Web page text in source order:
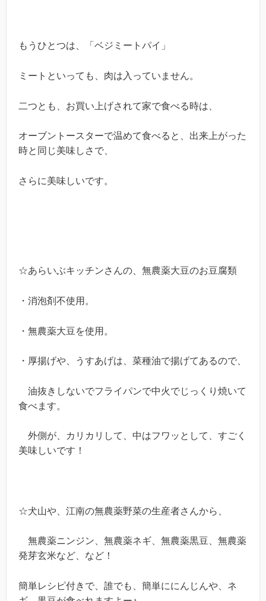
もうひとつは、「ベジミートパイ」
ミートといっても、肉は入っていません。
二つとも、お買い上げされて家で食べる時は、
オーブントースターで温めて食べると、出来上がった
時と同じ美味しさで、
さらに美味しいです。
☆あらいぶキッチンさんの、無農薬大豆のお豆腐類
・消泡剤不使用。
・無農薬大豆を使用。
・厚揚げや、うすあげは、菜種油で揚げてあるので、
油抜きしないでフライパンで中火でじっくり焼いて
食べます。
外側が、カリカリして、中はフワッとして、すごく
美味しいです！
☆犬山や、江南の無農薬野菜の生産者さんから、
無農薬ニンジン、無農薬ネギ、無農薬黒豆、無農薬
発芽玄米など、など！
簡単レシピ付きで、誰でも、簡単ににんじんや、ネ